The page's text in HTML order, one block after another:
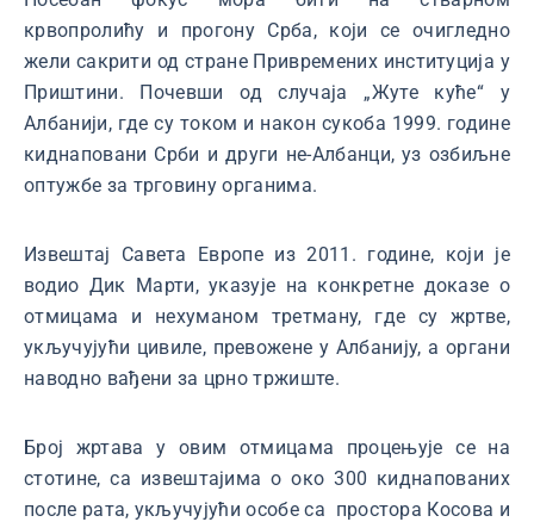
крвопролићу и прогону Срба, који се очигледно
жели сакрити од стране Привремених институција у
Приштини. Почевши од случаја „Жуте куће“ у
Албанији, где су током и након сукоба 1999. године
киднаповани Срби и други не-Албанци, уз озбиљне
оптужбе за трговину органима.
Извештај Савета Европе из 2011. године, који је
водио Дик Марти, указује на конкретне доказе о
отмицама и нехуманом третману, где су жртве,
укључујући цивиле, превожене у Албанију, а органи
наводно вађени за црно тржиште.
Број жртава у овим отмицама процењује се на
стотине, са извештајима о око 300 киднапованих
после рата, укључујући особе са простора Косова и